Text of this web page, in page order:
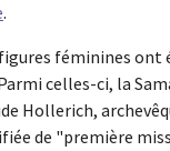
.
féminines ont
celles-ci, la
Hollerich,
de "première